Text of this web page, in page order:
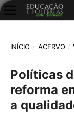
INÍCIO / ACERVO /
Políticas
reforma
a